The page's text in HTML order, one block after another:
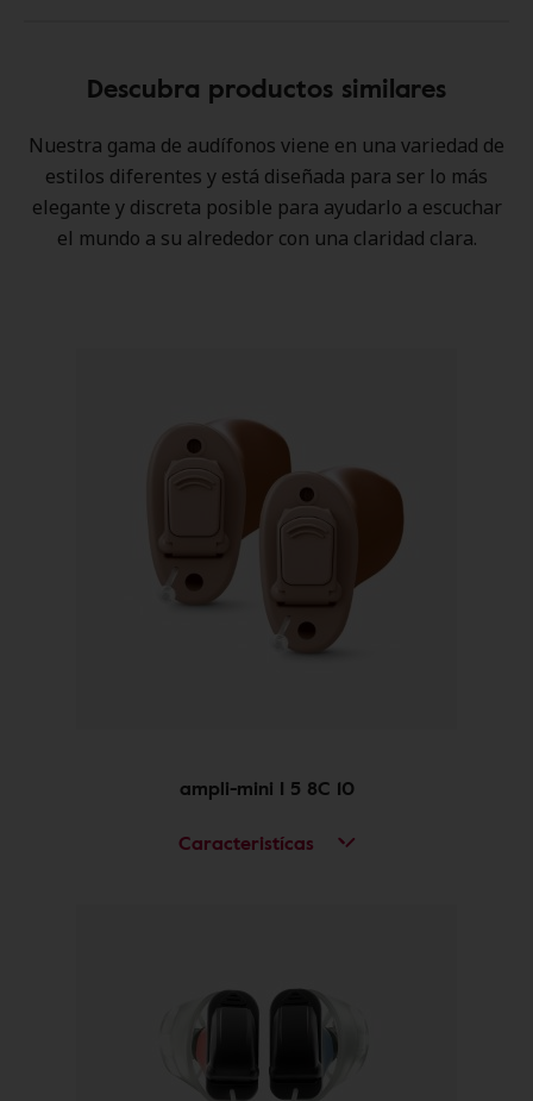
Descubra productos similares
Nuestra gama de audífonos viene en una variedad de
estilos diferentes y está diseñada para ser lo más
elegante y discreta posible para ayudarlo a escuchar
el mundo a su alrededor con una claridad clara.
ampli-mini I 5 8C 10
Caracteristícas